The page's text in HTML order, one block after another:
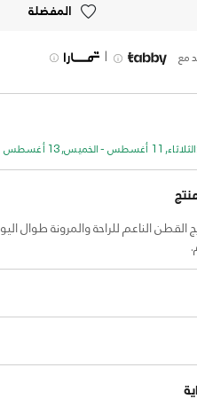
المفضلة
مع |
الثلاثاء, 11 أغسطس - الخميس, 13 أغسطس
الناعم للراحة والمرونة طوال